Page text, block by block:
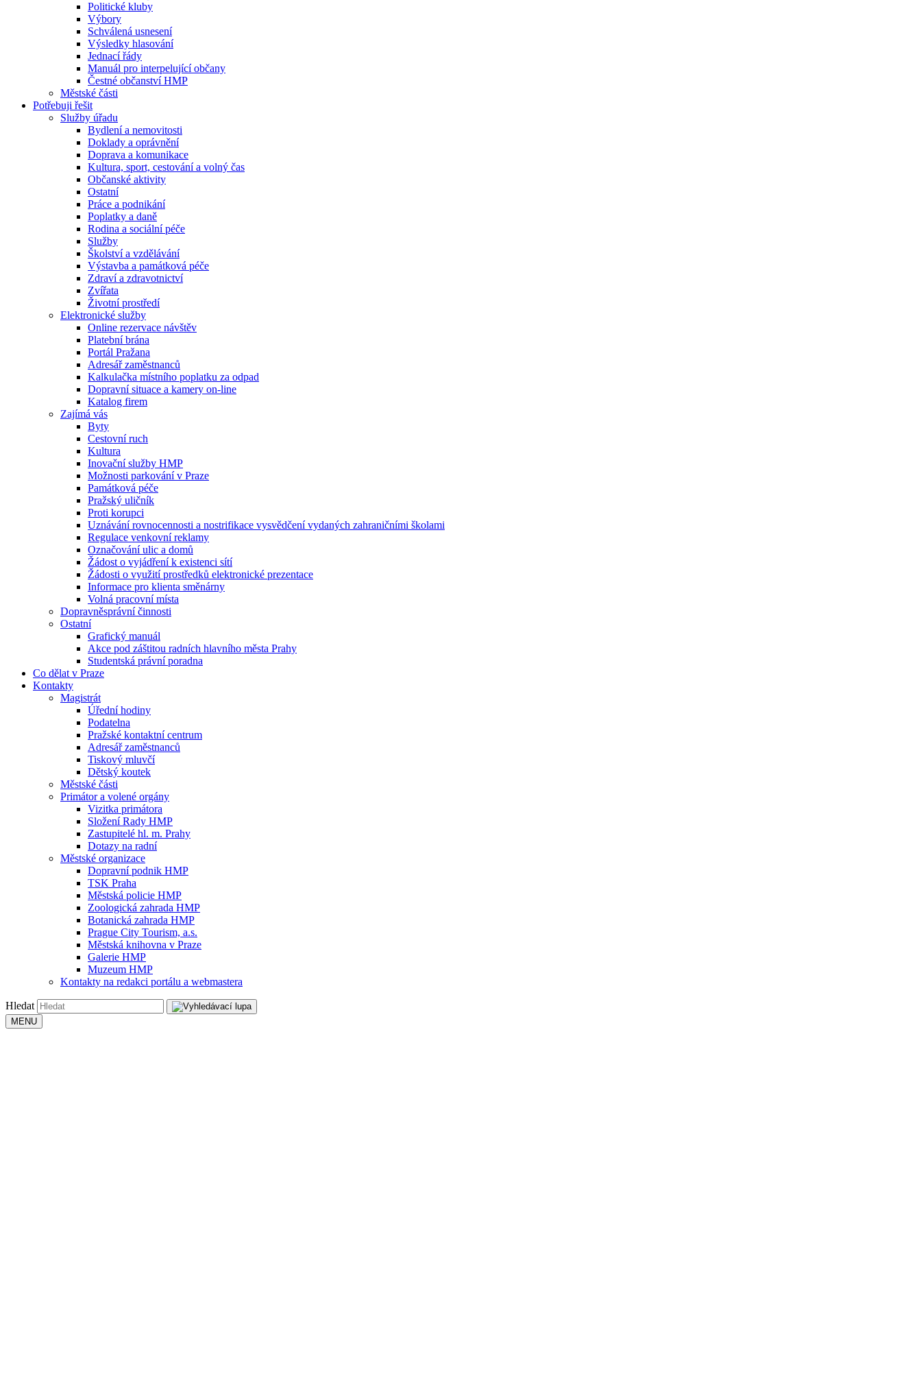
Politické kluby
Výbory
Schválená usnesení
Výsledky hlasování
Jednací řády
Manuál pro interpelující občany
Čestné občanství HMP
Městské části
Potřebuji řešit
Služby úřadu
Bydlení a nemovitosti
Doklady a oprávnění
Doprava a komunikace
Kultura, sport, cestování a volný čas
Občanské aktivity
Ostatní
Práce a podnikání
Poplatky a daně
Rodina a sociální péče
Služby
Školství a vzdělávání
Výstavba a památková péče
Zdraví a zdravotnictví
Zvířata
Životní prostředí
Elektronické služby
Online rezervace návštěv
Platební brána
Portál Pražana
Adresář zaměstnanců
Kalkulačka místního poplatku za odpad
Dopravní situace a kamery on-line
Katalog firem
Zajímá vás
Byty
Cestovní ruch
Kultura
Inovační služby HMP
Možnosti parkování v Praze
Památková péče
Pražský uličník
Proti korupci
Uznávání rovnocennosti a nostrifikace vysvědčení vydaných zahraničními školami
Regulace venkovní reklamy
Označování ulic a domů
Žádost o vyjádření k existenci sítí
Žádosti o využití prostředků elektronické prezentace
Informace pro klienta směnárny
Volná pracovní místa
Dopravněsprávní činnosti
Ostatní
Grafický manuál
Akce pod záštitou radních hlavního města Prahy
Studentská právní poradna
Co dělat v Praze
Kontakty
Magistrát
Úřední hodiny
Podatelna
Pražské kontaktní centrum
Adresář zaměstnanců
Tiskový mluvčí
Dětský koutek
Městské části
Primátor a volené orgány
Vizitka primátora
Složení Rady HMP
Zastupitelé hl. m. Prahy
Dotazy na radní
Městské organizace
Dopravní podnik HMP
TSK Praha
Městská policie HMP
Zoologická zahrada HMP
Botanická zahrada HMP
Prague City Tourism, a.s.
Městská knihovna v Praze
Galerie HMP
Muzeum HMP
Kontakty na redakci portálu a webmastera
Hledat
MENU